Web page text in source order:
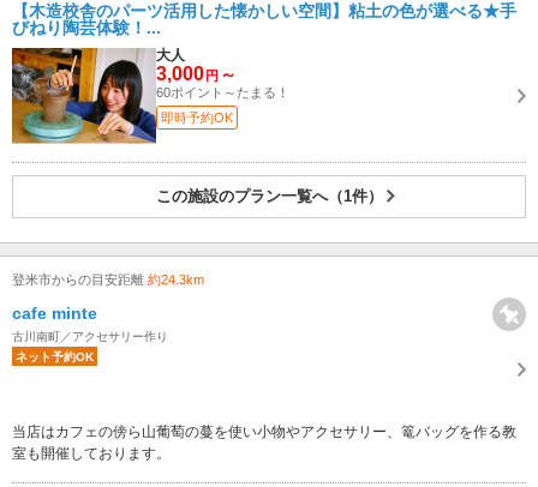
【木造校舎のパーツ活用した懐かしい空間】粘土の色が選べる★手
びねり陶芸体験！...
大人
3,000 円 ～
60ポイント～たまる！
即時予約OK
この施設のプラン一覧へ（1件）
登米市からの目安距離 約24.3km
cafe minte
古川南町／アクセサリー作り
ネット予約OK
当店はカフェの傍ら山葡萄の蔓を使い小物やアクセサリー、篭バッグを作る教
室も開催しております。